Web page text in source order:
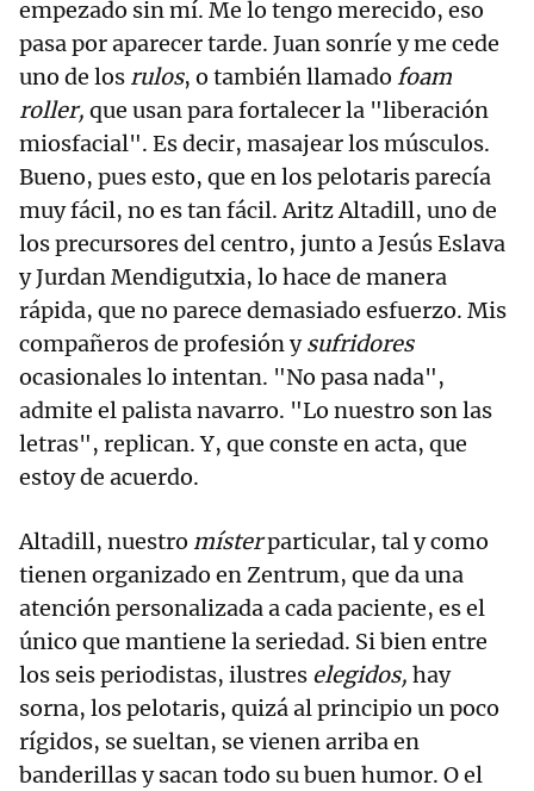
empezado sin mí. Me lo tengo merecido, eso
pasa por aparecer tarde. Juan sonríe y me cede
uno de los rulos, o también llamado foam
roller, que usan para fortalecer la "liberación
miosfacial". Es decir, masajear los músculos.
Bueno, pues esto, que en los pelotaris parecía
muy fácil, no es tan fácil. Aritz Altadill, uno de
los precursores del centro, junto a Jesús Eslava
y Jurdan Mendigutxia, lo hace de manera
rápida, que no parece demasiado esfuerzo. Mis
compañeros de profesión ysufridores
ocasionales lo intentan. "No pasa nada",
admite el palista navarro. "Lo nuestro son las
letras", replican. Y, que conste en acta, que
estoy de acuerdo.
Altadill, nuestro místerparticular, tal y como
tienen organizado en Zentrum, que da una
atención personalizada a cada paciente, es el
único que mantiene la seriedad. Si bien entre
los seis periodistas, ilustres elegidos, hay
sorna, los pelotaris, quizá al principio un poco
rígidos, se sueltan, se vienen arriba en
banderillas y sacan todo su buen humor. O el